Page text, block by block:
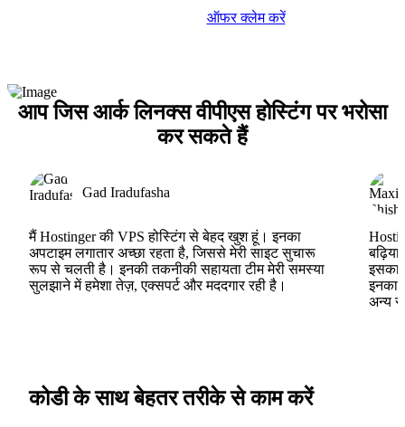
ऑफर क्लेम करें
आप जिस आर्क लिनक्स वीपीएस होस्टिंग पर भरोसा
कर सकते हैं
Gad Iradufasha
मैं Hostinger की VPS होस्टिंग से बेहद खुश हूं। इनका
अपटाइम लगातार अच्छा रहता है, जिससे मेरी साइट सुचारू
रूप से चलती है। इनकी तकनीकी सहायता टीम मेरी समस्या
सुलझाने में हमेशा तेज़, एक्सपर्ट और मददगार रही है।
इसका
इनका
अन्य
कोडी के साथ बेहतर तरीके से काम करें